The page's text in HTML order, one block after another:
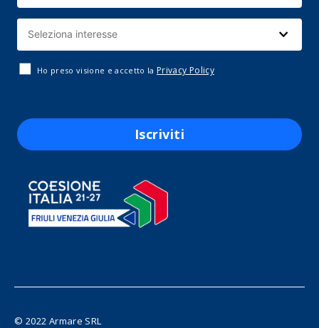
Ho preso visione e accetto la Privacy Policy
Iscriviti
© 2022 Armare SRL